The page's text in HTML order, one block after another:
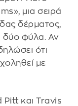
μια σειρά
δέρματος,
δύο φύλα. Αν
ότι
με
και Travis